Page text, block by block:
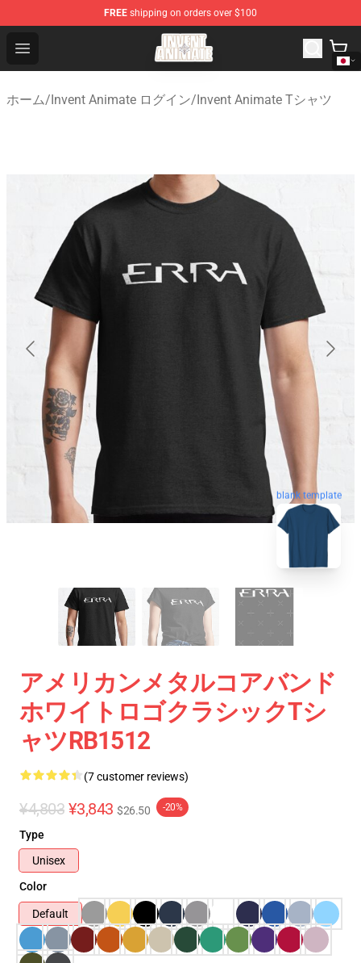
FREE shipping on orders over $100
Open menu
Invent Animate Shop - Official Invent Animate
ホーム/Invent Animate ログイン/Invent Animate Tシャツ
blank template
アメリカンメタルコアバンド
ホワイトロゴクラシックTシ
ャツRB1512
(7 customer reviews)
¥4,803 ¥3,843 $26.50 -20%
Type
Unisex
Color
Default